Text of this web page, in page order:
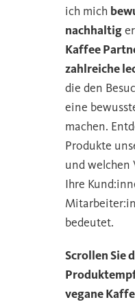
ich mich
nachhaltig
Kaffee
zahlreiche
die den
eine
machen.
Produkte
und welchen
Ihre
bedeutet.
Scrollen Sie
vegane